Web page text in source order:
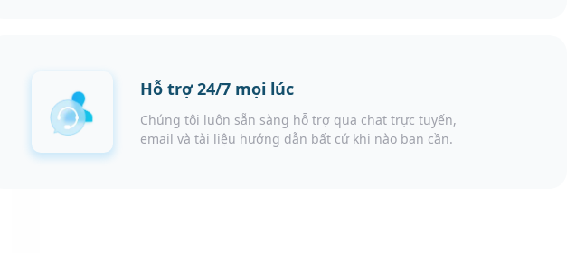
Hỗ trợ 24/7 mọi lúc
Chúng tôi luôn sẵn sàng hỗ trợ qua chat trực tuyến,
email và tài liệu hướng dẫn bất cứ khi nào bạn cần.